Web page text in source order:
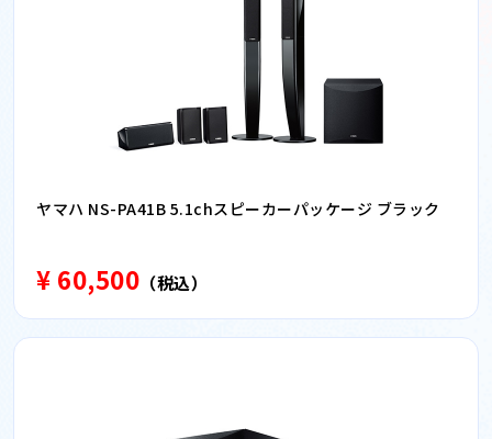
ヤマハ NS-PA41B 5.1chスピーカーパッケージ ブラック
¥ 60,500 （税込）